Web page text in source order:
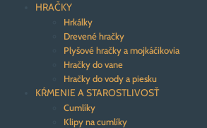
HRAČKY
Hrkálky
Drevené hračky
Plyšové hračky a mojkáčikovia
Hračky do vane
Hračky do vody a piesku
KŔMENIE A STAROSTLIVOSŤ
Cumlíky
Klipy na cumlíky